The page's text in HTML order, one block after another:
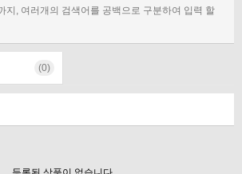
지, 여러개의 검색어를 공백으로 구분하여 입력 할
(0)